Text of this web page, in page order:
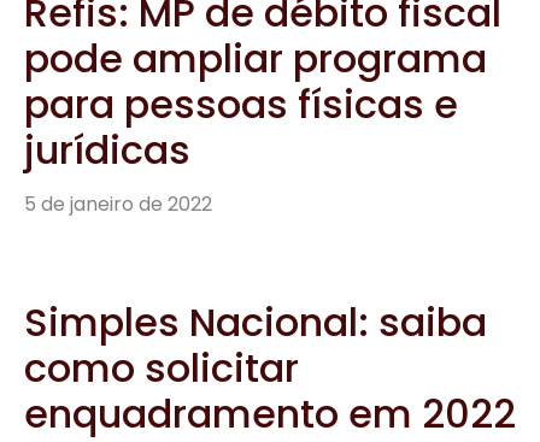
Refis: MP de débito fiscal
pode ampliar programa
para pessoas físicas e
jurídicas
5 de janeiro de 2022
Simples Nacional: saiba
como solicitar
enquadramento em 2022